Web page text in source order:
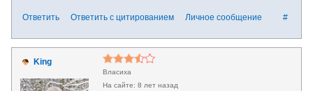
#
Ответить Ответить с цитированием Личное сообщение
King
Власиха
8 лет назад